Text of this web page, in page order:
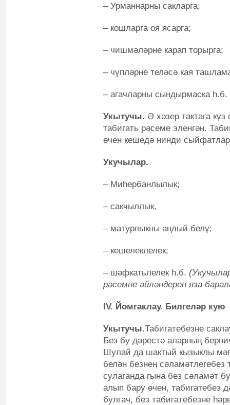
– Урманнарны сакларга;
– кошларга оя ясарга;
– чишмәләрне карап торырга;
– чүпләрне теләсә кая
– агачларны сындырмаска һ.б.
Укытучы. Ә хәзер тактага
табигать рәсеме эленгән.
өчен кешедә нинди
Укучылар.
– Миһербанлылык;
– сакчыллык,
– матурлыкны аңлый белү;
– кешелеклелек;
– шәфкатьлелек һ.б.
рәсемне әйләндереп яза
IV. Йомгаклау. Билгеләр кую
Укытучы.Табигатебезне
Без бу дәрестә аларның
Шулай да шактый кызыклы
белән безнең сәламәтлегебез
сулаганда гына без сәламәт
алып бару өчен, табигатебез
булгач, без табигатебезне